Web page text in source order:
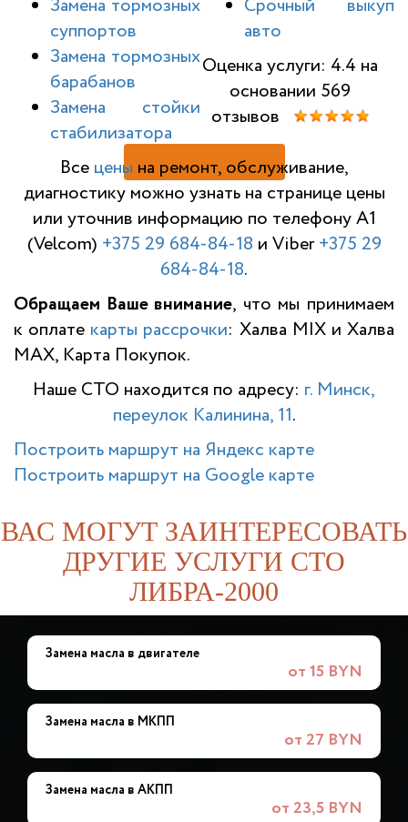
Замена тормозных
суппортов
Замена тормозных
барабанов
Замена стойки
стабилизатора
Срочный выкуп
авто
Все цены на ремонт, обслуживание,
диагностику можно узнать на странице цены
или уточнив информацию по телефону A1
(Velcom) +375 29 684-84-18 и Viber+375 29
684-84-18.
Обращаем Ваше внимание, что мы принимаем
к оплате карты рассрочки: Халва MIX и Халва
MAX, Карта Покупок.
Наше СТО находится по адресу: г. Минск,
переулок Калинина, 11.
Построить маршрут на Яндекс карте
Построить маршрут на Google карте
Оценка услуги: 4.4 на
основании 569
отзывов
ВАС МОГУТ ЗАИНТЕРЕСОВАТЬ
ДРУГИЕ УСЛУГИ СТО
ЛИБРА-2000
Замена масла в двигателе
от 15 BYN
Замена масла в МКПП
от 27 BYN
Замена масла в АКПП
от 23,5 BYN